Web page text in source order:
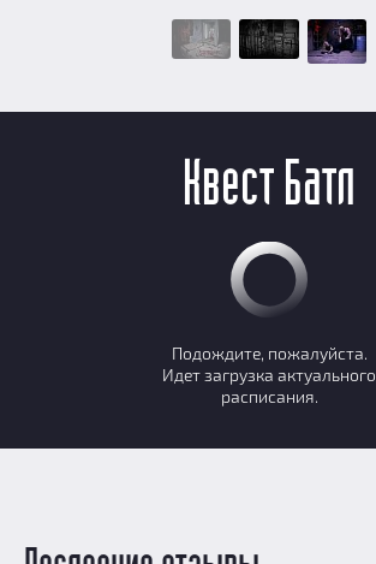
Квест Батл
Подождите, пожалуйста.
Идет загрузка актуального
расписания.